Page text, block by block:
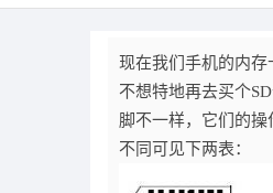
现在我们手机的内存
不想特地再去买个
脚不一样，它们的
不同可见下两表：